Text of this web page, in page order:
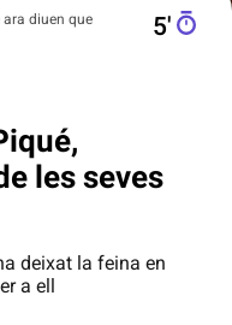
diuen que
5′
les seves
deixat la feina en
a ell